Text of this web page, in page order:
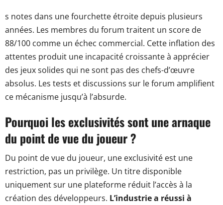
s notes dans une fourchette étroite depuis plusieurs
années. Les membres du forum traitent un score de
88/100 comme un échec commercial. Cette inflation des
attentes produit une incapacité croissante à apprécier
des jeux solides qui ne sont pas des chefs-d’œuvre
absolus. Les tests et discussions sur le forum amplifient
ce mécanisme jusqu’à l’absurde.
Pourquoi les exclusivités sont une arnaque
du point de vue du joueur ?
Du point de vue du joueur, une exclusivité est une
restriction, pas un privilège. Un titre disponible
uniquement sur une plateforme réduit l’accès à la
création des développeurs. L’industrie a réussi à